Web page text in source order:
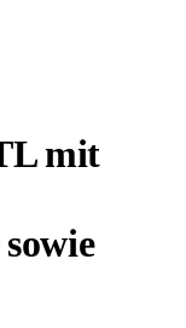
mit